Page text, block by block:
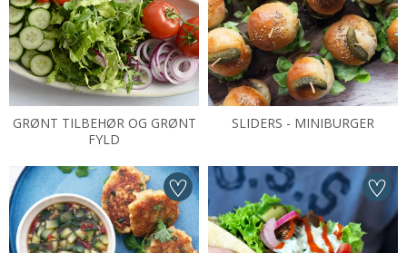
GRØNT TILBEHØR OG GRØNT
FYLD
SLIDERS - MINIBURGER